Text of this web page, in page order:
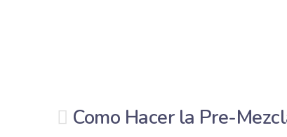
Como Hacer la Pre-